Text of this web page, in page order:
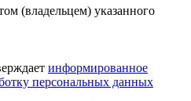
(владельцем) указанного
информированное
персональных данных